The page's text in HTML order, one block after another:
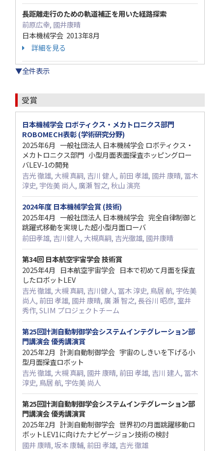
長距離走行のための軌道補正を用いた経路探索
前原広幸, 國井康晴
日本機械学会 2013年8月
詳細を見る
▼全件表示
受賞
日本機械学会 ロボティクス・メカトロニクス部門
ROBOMECH表彰 (学術研究分野)
2025年6月 一般社団法人 日本機械学会 ロボティクス・
メカトロニクス部門 小型月面表面探査ホッピングロー
バLEV-1の開発
吉光 徹雄, 大槻 真嗣, 吉川 健人, 前田 孝雄, 國井 康晴, 冨木
淳史, 宇佐美 尚人, 廣瀬 智之, 秋山 演亮
2024年度 日本機械学会賞 (技術)
2025年4月 一般社団法人 日本機械学会 完全自律制御と
跳躍式移動を実現した超小型月面ローバ
前田孝雄, 吉川健人, 大槻真嗣, 吉光徹雄, 國井康晴
第34回 日本航空宇宙学会 技術賞
2025年4月 日本航空宇宙学会 日本で初めて月面を探査
したロボットLEV
吉光 徹雄, 大槻 真嗣, 吉川健人, 冨木 淳史, 鳥居 航, 宇佐美
尚人, 前田 孝雄, 國井 康晴, 廣 瀬 智之, 長谷川 昭彦, 室井
秀作, SLIM プロジェクトチーム
第25回計測自動制御学会システムインテグレーション部
門講演会 優秀講演賞
2025年2月 計測自動制御学会 宇宙のしきいを下げる小
型月面探査ロボット
吉光 徹雄, 大槻 真嗣, 國井 康晴, 前田 孝雄, 吉川 建人, 冨木
淳史, 鳥居 航, 宇佐美 尚人
第25回計測自動制御学会システムインテグレーション部
門講演会 優秀講演賞
2025年2月 計測自動制御学会 世界初の月面跳躍移動ロ
ボットLEV1に向けたナビゲージョン技術の検討
國井 康晴, 坂本 康輔, 前田 孝雄, 吉光 徹雄